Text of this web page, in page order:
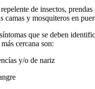
de insectos, prendas
camas y mosquiteros en
que se deben
cercana son:
y/o de nariz